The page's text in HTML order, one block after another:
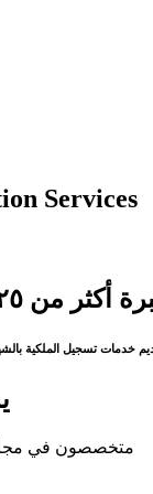
Services
من ٢٥ عاماً فى أعمال الشهر العقارى
خدمات تسجيل الملكية
متخصصون في مجال